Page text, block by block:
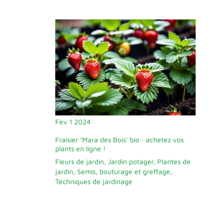
Fév 1 2024
Fraisier ‘Mara des Bois’ bio : achetez vos
plants en ligne !
Fleurs de jardin, Jardin potager, Plantes de
jardin, Semis, bouturage et greffage,
Techniques de jardinage